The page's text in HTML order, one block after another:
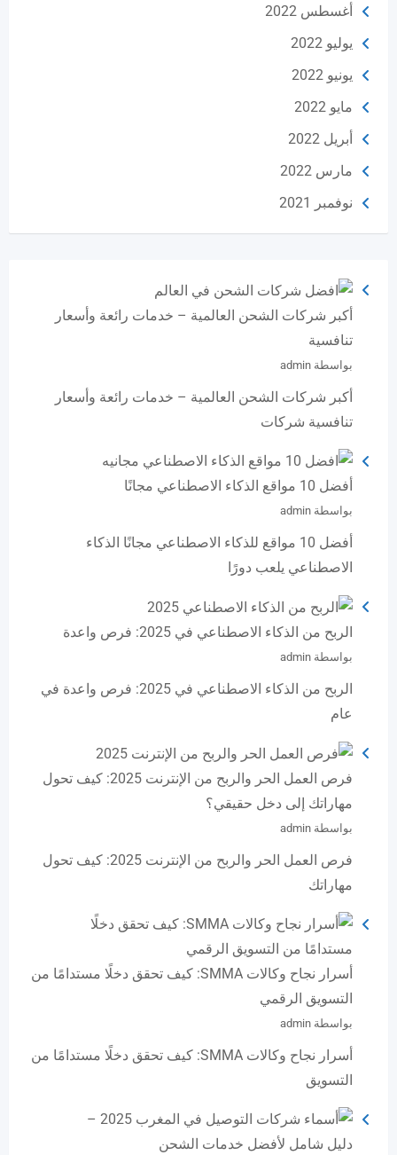
أغسطس 2022
يوليو 2022
يونيو 2022
مايو 2022
أبريل 2022
مارس 2022
نوفمبر 2021
أكبر شركات الشحن العالمية – خدمات رائعة وأسعار
تنافسية
بواسطة admin
أكبر شركات الشحن العالمية – خدمات رائعة وأسعار
تنافسية شركات
أفضل 10 مواقع الذكاء الاصطناعي مجانًا
بواسطة admin
أفضل 10 مواقع للذكاء الاصطناعي مجانًا الذكاء
الاصطناعي يلعب دورًا
الربح من الذكاء الاصطناعي في 2025: فرص واعدة
بواسطة admin
الربح من الذكاء الاصطناعي في 2025: فرص واعدة في
عام
فرص العمل الحر والربح من الإنترنت 2025: كيف تحول
مهاراتك إلى دخل حقيقي؟
بواسطة admin
فرص العمل الحر والربح من الإنترنت 2025: كيف تحول
مهاراتك
أسرار نجاح وكالات SMMA: كيف تحقق دخلًا مستدامًا من
التسويق الرقمي
بواسطة admin
أسرار نجاح وكالات SMMA: كيف تحقق دخلًا مستدامًا من
التسويق